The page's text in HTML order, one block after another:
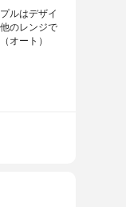
ルはデザイ
のレンジで
オート）